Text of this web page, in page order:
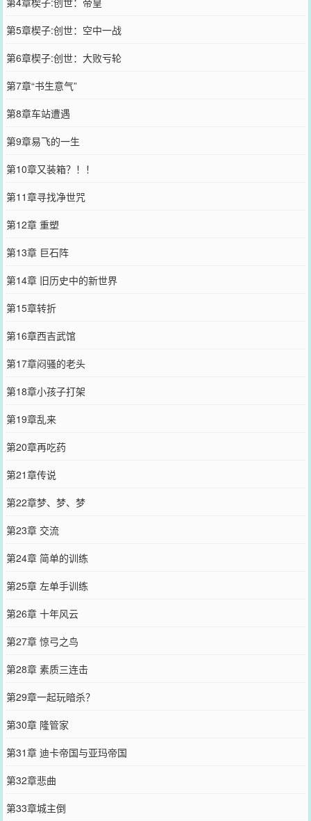
第5章楔子:创世：空中一战
第6章楔子:创世：大败亏轮
第7章“书生意气”
第8章车站遭遇
第9章易飞的一生
第10章又装箱？！！
第11章寻找净世咒
第12章 重塑
第13章 巨石阵
第14章 旧历史中的新世界
第15章转折
第16章西吉武馆
第17章闷骚的老头
第18章小孩子打架
第19章乱来
第20章再吃药
第21章传说
第22章梦、梦、梦
第23章 交流
第24章 简单的训练
第25章 左单手训练
第26章 十年风云
第27章 惊弓之鸟
第28章 素质三连击
第29章一起玩暗杀？
第30章 隆管家
第31章 迪卡帝国与亚玛帝国
第32章悲曲
第33章城主倒